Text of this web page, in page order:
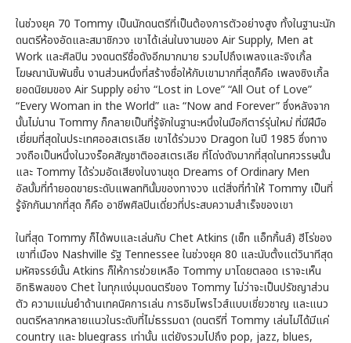
ในช่วงยุค 70 Tommy เป็นนักดนตรีที่เป็นต้องการตัวอย่างสูง ทั้งในฐานะนัก
ดนตรีห้องอัดและสมาชิกวง เขาได้เล่นในงานของ Air Supply, Men at
Work และศิลปิน วงดนตรีชื่อดังอีกมากมาย รวมไปถึงเพลงและจิงเกิ้ล
โฆษณานับพันชิ้น งานส่วนหนึ่งที่สร้างชื่อให้กับเขามากที่สุดก็คือ เพลงซิงเกิ้ล
ยอดนิยมของ Air Supply อย่าง “Lost in Love” “All Out of Love”
“Every Woman in the World” และ “Now and Forever” ซึ่งหลังจาก
นั้นไม่นาน Tommy ก็กลายเป็นที่รู้จักในฐานะหนึ่งในมือกีตาร์รุ่นใหม่ ที่มีฝีมือ
เยี่ยมที่สุดในประเทศออสเตรเลีย เขาได้ร่วมวง Dragon ในปี 1985 ซึ่งทาง
วงถือเป็นหนึ่งในวงร็อคสัญชาติออสเตรเลีย ที่โด่งดังมากที่สุดในทศวรรษนั้น
และ Tommy ได้ร่วมอัดเสียงในงานชุด Dreams of Ordinary Men
อัลบั้มที่ทำยอดขายระดับแพลททินั้มของทางวง แต่สิ่งที่ทำให้ Tommy เป็นที่
รู้จักกันมากที่สุด ก็คือ อาชีพศิลปินเดี่ยวที่ประสบความสำเร็จของเขา
ในที่สุด Tommy ก็ได้พบและเล่นกับ Chet Atkins (เช็ท แอ็ทกิ้นส์) ฮีโร่ของ
เขาที่เมือง Nashville รัฐ Tennessee ในช่วงยุค 80 และนับตั้งแต่วินาทีสุด
มหัศจรรย์นั้น Atkins ก็ให้การช่วยเหลือ Tommy มาโดยตลอด เราจะเห็น
อิทธิพลของ Chet ในทุกแง่มุมดนตรีของ Tommy ไม่ว่าจะเป็นปรัชญาส่วน
ตัว ความแม่นยำด้านเทคนิคการเล่น การอิมโพรไวส์แบบเชี่ยวชาญ และแนว
ดนตรีหลากหลายแนวในระดับที่ไม่ธรรมดา (ดนตรีที่ Tommy เล่นไม่ได้มีแค่
country และ bluegrass เท่านั้น แต่ยังรวมไปถึง pop, jazz, blues,